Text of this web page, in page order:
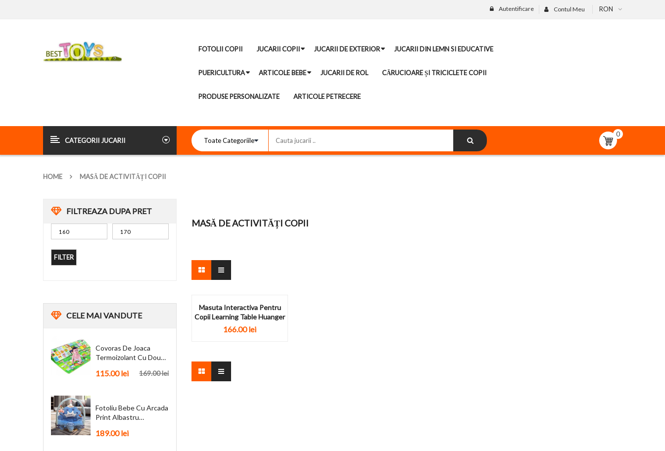
RON
Contul Meu
Autentificare
FOTOLII COPII JUCARII COPII JUCARII DE EXTERIOR JUCARII DIN LEMN SI EDUCATIVE
PUERICULTURA ARTICOLE BEBE JUCARII DE ROL CĂRUCIOARE ȘI TRICICLETE COPII
PRODUSE PERSONALIZATE ARTICOLE PETRECERE
CATEGORII JUCARII
0
HOME MASĂ DE ACTIVITĂȚI COPII
FILTREAZA DUPA PRET
FILTER
CELEMAI VANDUTE
Covoras De Joaca
Termoizolant Cu Doua
169.00lei
115.00lei
Fotoliu Bebe Cu Arcada
Print Albastru
189.00lei
MASĂ DE ACTIVITĂȚI COPII
Masuta Interactiva Pentru
Copii Learning Table Huanger
166.00lei